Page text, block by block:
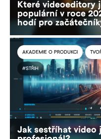
Které videoeditory
populární v roce
hodí pro
AKADEMIE O PRODUKCI
#STŘIH
Jak sestříhat video